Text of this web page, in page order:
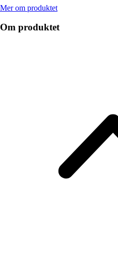
Mer om produktet
Om produktet